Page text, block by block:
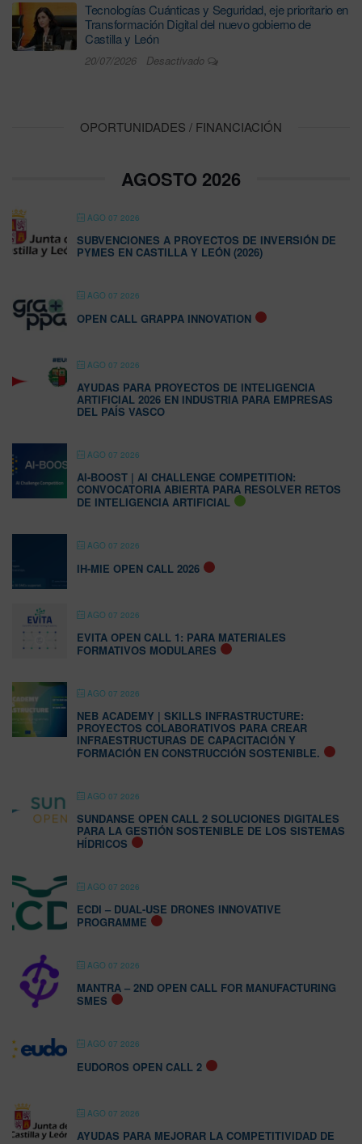
Tecnologías Cuánticas y Seguridad, eje prioritario en
Transformación Digital del nuevo gobierno de
Castilla y León
20/07/2026 Desactivado
OPORTUNIDADES / FINANCIACIÓN
AGOSTO 2026
AGO 07 2026
SUBVENCIONES A PROYECTOS DE INVERSIÓN DE
PYMES EN CASTILLA Y LEÓN (2026)
AGO 07 2026
OPEN CALL GRAPPA INNOVATION
AGO 07 2026
AYUDAS PARA PROYECTOS DE INTELIGENCIA
ARTIFICIAL 2026 EN INDUSTRIA PARA EMPRESAS
DEL PAÍS VASCO
AGO 07 2026
AI-BOOST | AI CHALLENGE COMPETITION:
CONVOCATORIA ABIERTA PARA RESOLVER RETOS
DE INTELIGENCIA ARTIFICIAL
AGO 07 2026
IH-MIE OPEN CALL 2026
AGO 07 2026
EVITA OPEN CALL 1: PARA MATERIALES
FORMATIVOS MODULARES
AGO 07 2026
NEB ACADEMY | SKILLS INFRASTRUCTURE:
PROYECTOS COLABORATIVOS PARA CREAR
INFRAESTRUCTURAS DE CAPACITACIÓN Y
FORMACIÓN EN CONSTRUCCIÓN SOSTENIBLE.
AGO 07 2026
SUNDANSE OPEN CALL 2 SOLUCIONES DIGITALES
PARA LA GESTIÓN SOSTENIBLE DE LOS SISTEMAS
HÍDRICOS
AGO 07 2026
ECDI – DUAL-USE DRONES INNOVATIVE
PROGRAMME
AGO 07 2026
MANTRA – 2ND OPEN CALL FOR MANUFACTURING
SMES
AGO 07 2026
EUDOROS OPEN CALL 2
AGO 07 2026
AYUDAS PARA MEJORAR LA COMPETITIVIDAD DE